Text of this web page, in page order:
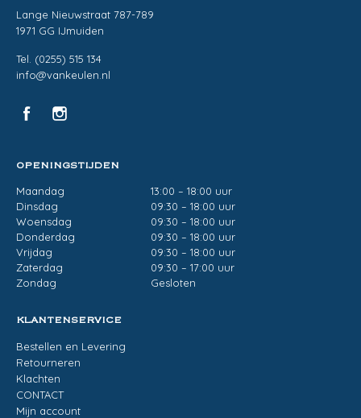
Lange Nieuwstraat 787-789
1971 GG IJmuiden
Tel. (0255) 515 134
info@vankeulen.nl
OPENINGSTIJDEN
Maandag
13:00 – 18:00 uur
Dinsdag
09:30 – 18:00 uur
Woensdag
09:30 – 18:00 uur
Donderdag
09:30 – 18:00 uur
Vrijdag
09:30 – 18:00 uur
Zaterdag
09:30 – 17:00 uur
Zondag
Gesloten
KLANTENSERVICE
Bestellen en Levering
Retourneren
Klachten
CONTACT
Mijn account